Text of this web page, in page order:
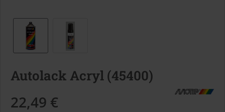
Autolack Acryl (45400)
22,49 €